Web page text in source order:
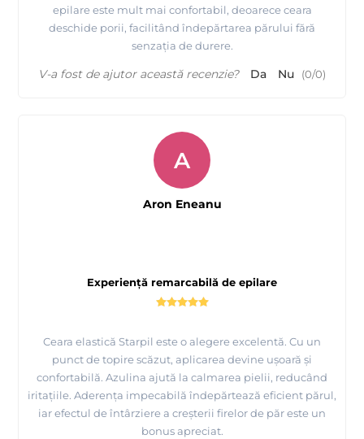
epilare este mult mai confortabil, deoarece ceara
deschide porii, facilitând îndepărtarea părului fără
senzația de durere.
V-a fost de ajutor această recenzie? Da Nu (0/0)
Experiență remarcabilă de epilare
Ceara elastică Starpil este o alegere excelentă. Cu un
punct de topire scăzut, aplicarea devine ușoară și
confortabilă. Azulina ajută la calmarea pielii, reducând
iritațiile. Aderenţa impecabilă îndepărtează eficient părul,
iar efectul de întârziere a creșterii firelor de păr este un
bonus apreciat.
A
Aron Eneanu